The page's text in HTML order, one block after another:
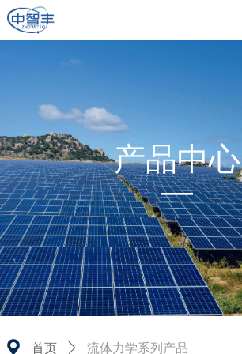
产品中心
—
끇 首页 ꄲ 流体力学系列产品